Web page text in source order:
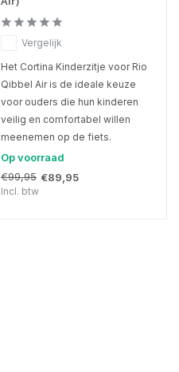
Vergelijk
Het Cortina Kinderzitje voor Rio
Qibbel Air is de ideale keuze
voor ouders die hun kinderen
veilig en comfortabel willen
meenemen op de fiets.
Op voorraad
€99,95 €89,95
Incl. btw